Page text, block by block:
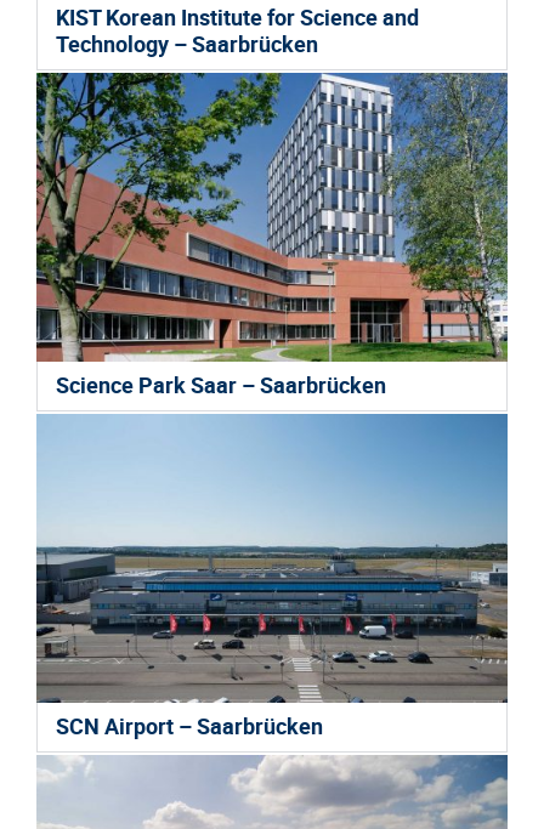
KIST Korean Institute for Science and
Technology – Saarbrücken
Science Park Saar – Saarbrücken
SCN Airport – Saarbrücken